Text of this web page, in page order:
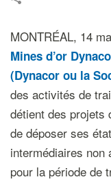
MONTRÉAL, 14
Mines d’or
(Dynacor ou la
des activités de
détient des projets
de déposer ses
intermédiaires non
pour la période de